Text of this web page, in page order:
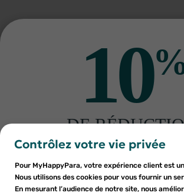
Autres produits
Ajouter à ma liste d'envies
Nom de la liste d'envies
Vous devez être connecté pour ajouter des
liste d'envies.
Contrôlez votre vie privée
Pour MyHappyPara, votre expérience client est
Nous utilisons des cookies pour vous fournir un
En mesurant l’audience de notre site, nous
10%
DE
sur votre première
Inscrivez-vous à notre newsletter et
d'une réduction sur votre première